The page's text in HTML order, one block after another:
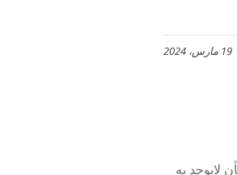
19 مارس، 2024
دائما بأن لايوجد به